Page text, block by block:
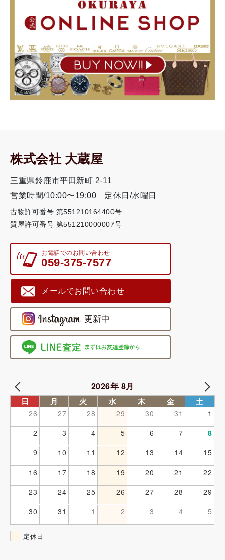
株式会社 大蔵屋
三重県鈴鹿市平田新町 2-11
営業時間/10:00〜19:00
定休日/水曜日
古物許可番号 第551210164400号
質屋許可番号 第551210000007号
お電話でのお問い合わせ
059-375-7577
メールでお問い合わせ
2026年 8月
日 月 火 水 木 金 土
26 27 28 29 30 31
1
2
3 4 5 6 7
8
9
10 11 12 13 14
15
16
17 18 19 20 21
22
23
24 25 26 27 28
29
30
31 1 2 3 4 5
定休日